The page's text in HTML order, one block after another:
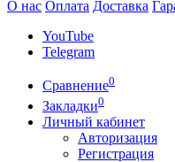
О нас Оплата Доставка
YouTube
Telegram
Сравнение0
Закладки0
Личный кабинет
Авторизация
Регистрация